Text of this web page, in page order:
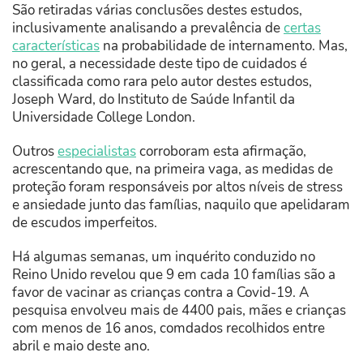
São retiradas várias conclusões destes estudos,
inclusivamente analisando a prevalência decertas
características na probabilidade de internamento. Mas,
no geral, a necessidade deste tipo de cuidados é
classificada como rara pelo autor destes estudos,
Joseph Ward, do Instituto de Saúde Infantil da
Universidade College London.
Outrosespecialistascorroboram esta afirmação,
acrescentando que, na primeira vaga, as medidas de
proteção foram responsáveis por altos níveis de stress
e ansiedade junto das famílias, naquilo que apelidaram
de escudos imperfeitos.
Há algumas semanas, um inquérito conduzido no
Reino Unido revelou que 9 em cada 10 famílias são a
favor de vacinar as crianças contra a Covid-19. A
pesquisa envolveu mais de 4400 pais, mães e crianças
com menos de 16 anos, comdados recolhidos entre
abril e maio deste ano.